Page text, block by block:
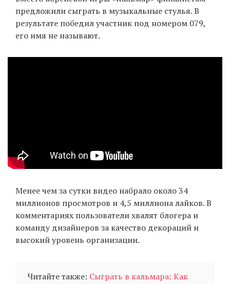
предложили сыграть в музыкальные стулья. В
результате победил участник под номером 079,
его имя не называют.
Менее чем за сутки видео набрало около 34
миллионов просмотров и 4,5 миллиона лайков. В
комментариях пользователи хвалят блогера и
команду дизайнеров за качество декораций и
высокий уровень организации.
Читайте также: Сыграть в кальмара: Как